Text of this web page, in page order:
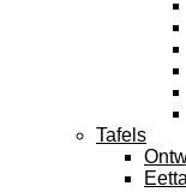
Tafels